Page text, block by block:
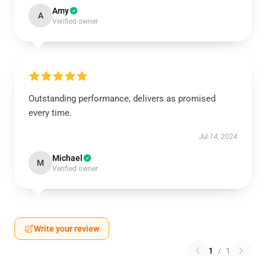
A Amy
Verified owner
Outstanding performance, delivers as promised
every time.
Jul 14, 2024
M Michael
Verified owner
Write your review
1 / 1